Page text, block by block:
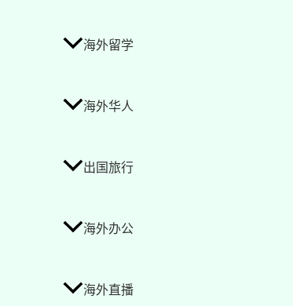
海外留学
海外华人
出国旅行
海外办公
海外直播